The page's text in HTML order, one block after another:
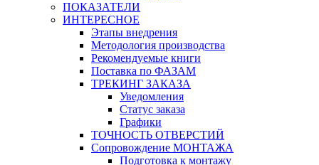
ПОКАЗАТЕЛИ
ИНТЕРЕСНОЕ
Этапы внедрения
Методология производства
Рекомендуемые книги
Поставка по ФАЗАМ
ТРЕКИНГ ЗАКАЗА
Уведомления
Статус заказа
Графики
ТОЧНОСТЬ ОТВЕРСТИЙ
Сопровождение МОНТАЖА
Подготовка к монтажу